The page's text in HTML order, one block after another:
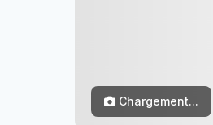
Chargement...